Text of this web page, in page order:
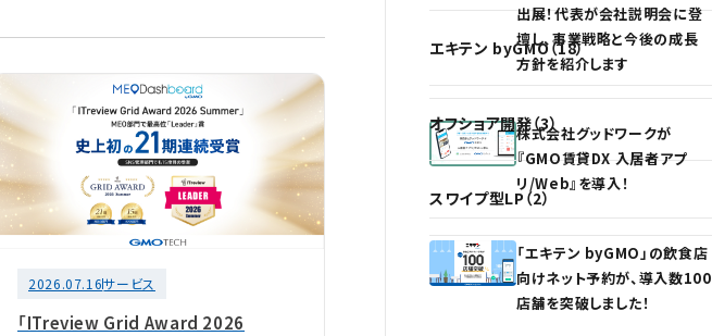
2026.07.16サービス
「ITreview Grid Award 2026
エキテン byGMO（18）
オフショア開発（3）
スワイプ型LP（2）
出展！代表が会社説明会に登
壇し、事業戦略と今後の成長
方針を紹介します
株式会社グッドワークが
『GMO賃貸DX 入居者アプ
リ/Web』を導入！
「エキテン byGMO」の飲食店
向けネット予約が、導入数100
店舗を突破しました！